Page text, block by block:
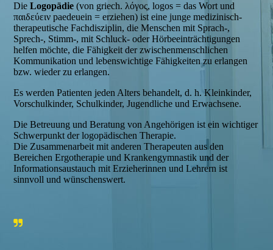
DieLogopädie (von griech. λόγος, logos = das Wort und
παιδεύειν paedeuein = erziehen) ist eine junge medizinisch-
therapeutische Fachdisziplin, die Menschen mit Sprach-,
Sprech-, Stimm-, mit Schluck- oder Hörbeeinträchtigungen
helfen möchte, die Fähigkeit der zwischenmenschlichen
Kommunikation und lebenswichtige Fähigkeiten zu erlangen
bzw. wieder zu erlangen.
Es werden Patienten jeden Alters behandelt, d. h. Kleinkinder,
Vorschulkinder, Schulkinder, Jugendliche und Erwachsene.
Die Betreuung und Beratung von Angehörigen ist ein wichtiger
Schwerpunkt der logopädischen Therapie.
Die Zusammenarbeit mit anderen Therapeuten aus den
Bereichen Ergotherapie und Krankengymnastik und der
Informationsaustauch mit Erzieherinnen und Lehrern ist
sinnvoll und wünschenswert.